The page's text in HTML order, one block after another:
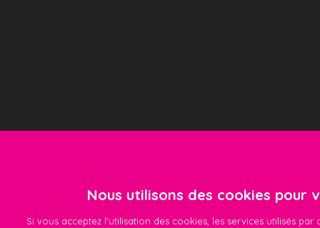
Nous utilisons des cookies
Si vous acceptez l'utilisation des cookies, les services utilisés